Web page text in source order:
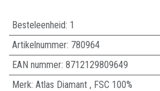
Besteleenheid: 1
Artikelnummer: 780964
EAN nummer: 8712129809649
Merk: Atlas Diamant, FSC 100%